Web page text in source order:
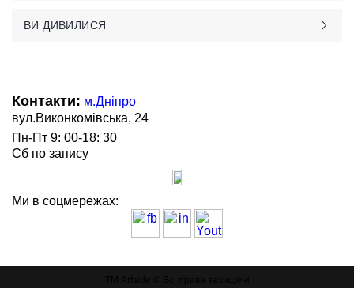
ВИ ДИВИЛИСЯ
Контакти: м.Дніпро
вул.Виконкомівська, 24
Пн-Пт 9: 00-18: 30
Сб по запису
Ми в соцмережах: